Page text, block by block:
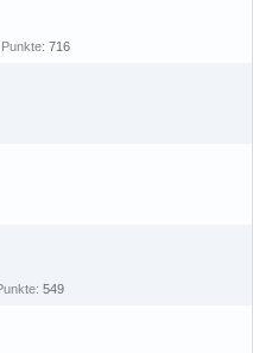
Punkte 716
549